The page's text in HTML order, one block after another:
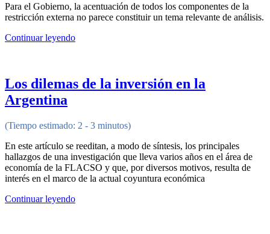
Para el Gobierno, la acentuación de todos los componentes de la
restricción externa no parece constituir un tema relevante de análisis.
Continuar leyendo
Los dilemas de la inversión en la
Argentina
(Tiempo estimado: 2 - 3 minutos)
En este artículo se reeditan, a modo de síntesis, los principales
hallazgos de una investigación que lleva varios años en el área de
economía de la FLACSO y que, por diversos motivos, resulta de
interés en el marco de la actual coyuntura económica
Continuar leyendo